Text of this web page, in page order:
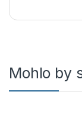
Mohlo by